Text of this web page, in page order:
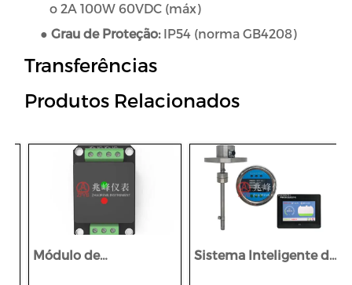
o 2A 100W 60VDC (máx)
● Grau de Proteção:IP54 (norma GB4208)
Transferências
Produtos Relacionados
Módulo de
Sistema Inteligente de